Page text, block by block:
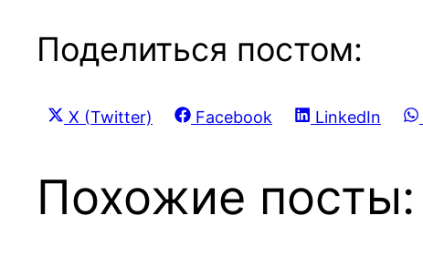
Поделиться постом:
Share
X (Twitter)
Share
Facebook
Share
LinkedIn
Похожие посты: